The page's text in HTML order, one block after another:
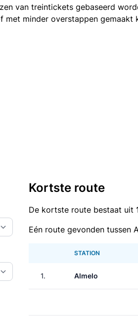
van treintickets gebaseerd
minder overstappen
Kortste route
De kortste route bestaat uit
Eén route gevonden tussen
STATION
1. Almelo